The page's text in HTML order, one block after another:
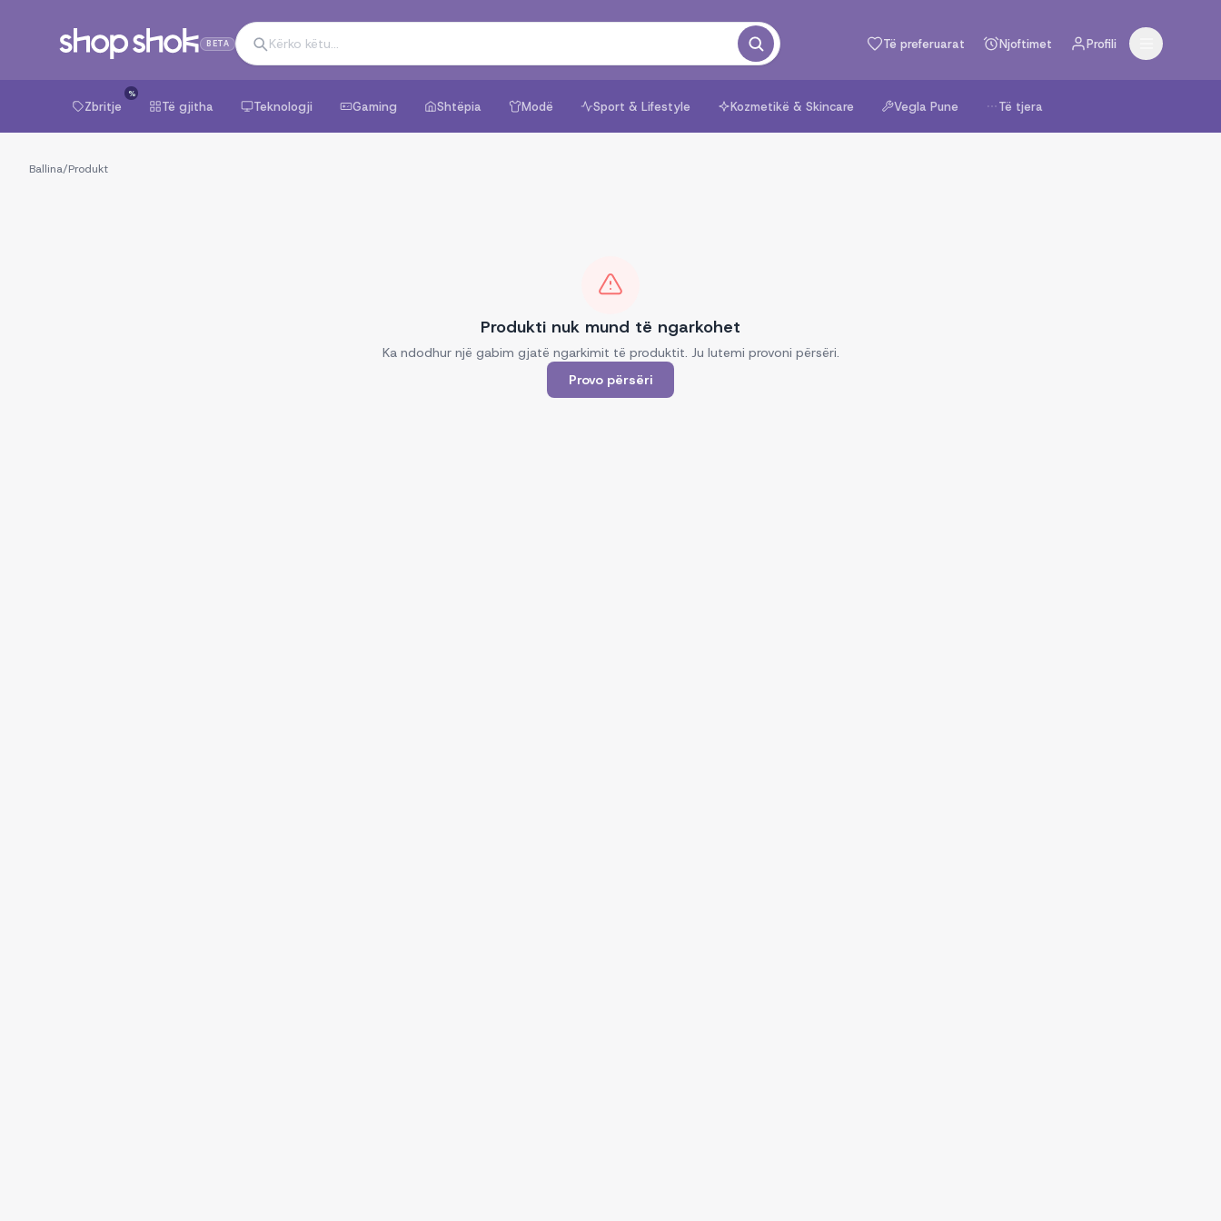
BETA Të preferuarat Njoftimet Profili
Zbritje
%
Të gjitha Teknologji Gaming Shtëpia Modë Sport & Lifestyle Kozmetikë & Skincare Vegla Pune Të tjera
Ballina/Produkt
Produkti nuk mund të ngarkohet
Ka ndodhur një gabim gjatë ngarkimit të produktit. Ju lutemi provoni përsëri.
Provo përsëri